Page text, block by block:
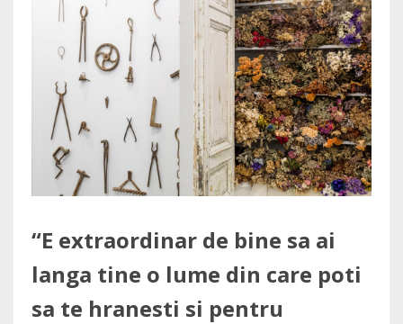
“E extraordinar de bine sa ai
langa tine o lume din care poti
sa te hranesti si pentru